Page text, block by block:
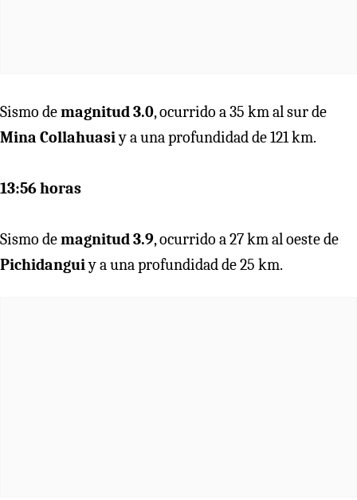
Sismo demagnitud 3.0, ocurrido a 35 km al sur de
Mina Collahuasiy a una profundidad de 121 km.
13:56 horas
Sismo demagnitud 3.9, ocurrido a 27 km al oeste de
Pichidanguiy a una profundidad de 25 km.